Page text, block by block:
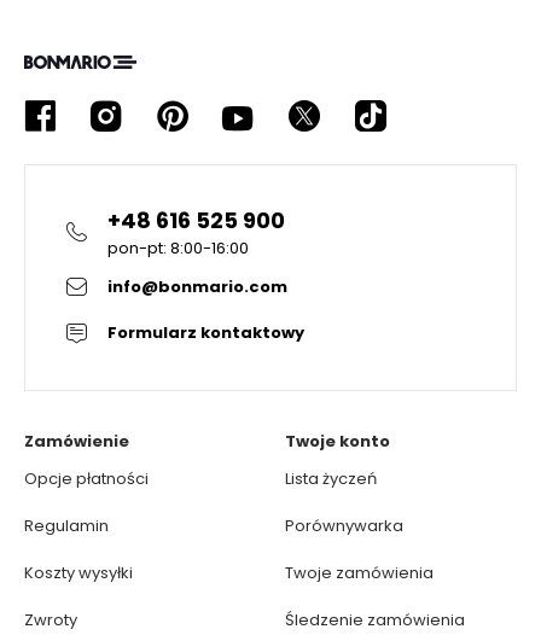
+48 616 525 900
pon-pt: 8:00-16:00
info@bonmario.com
Formularz kontaktowy
Zamówienie
Opcje płatności
Regulamin
Koszty wysyłki
Zwroty
Twoje konto
Lista życzeń
Porównywarka
Twoje zamówienia
Śledzenie zamówienia